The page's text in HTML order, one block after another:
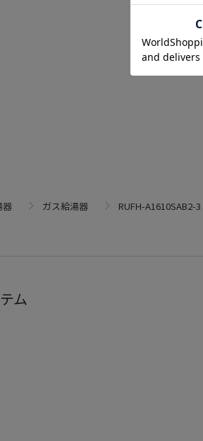
器 ガス給湯器 RUFH-A1610SAB2-
ム